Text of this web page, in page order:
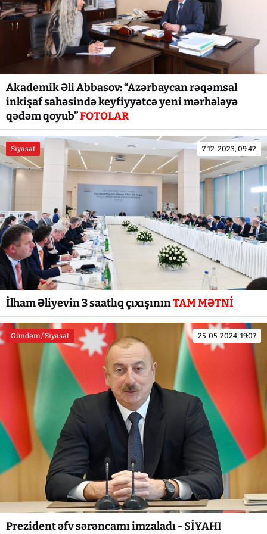
Akademik Əli Abbasov: “Azərbaycan rəqəmsal
inkişaf sahəsində keyfiyyətcə yeni mərhələyə
qədəm qoyub”FOTOLAR
Siyasət 7-12-2023, 09:42
İlham Əliyevin 3 saatlıq çıxışınınTAM MƏTNİ
Gündəm / Siyasət 25-05-2024, 19:07
Prezident əfv sərəncamı imzaladı - SİYAHI